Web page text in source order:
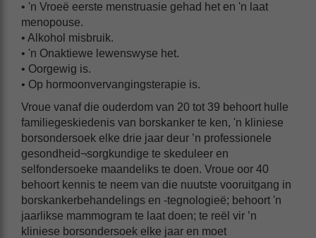
• 'n Vroeë eerste menstruasie gehad het en 'n laat
menopouse.
• Alkohol misbruik.
• 'n Onaktiewe lewenswyse het.
• Oorgewig is.
• Op hormoonvervangingsterapie is.
Vroue vanaf die ouderdom van 20 tot 39 behoort hulle
familiegeskiedenis van borskanker te ken, 'n kliniese
borsondersoek elke drie jaar deur ’n professionele
gesondheid¬sorgkundige te skeduleer en
selfondersoeke maandeliks te doen. Vroue oor 40
behoort kennis te neem van die nuutste vooruitgang in
borskankerbehandelings en -tegnologieë; behoort 'n
jaarlikse mammogram te laat doen; te reël vir ’n
kliniese borsondersoek elke jaar en moet